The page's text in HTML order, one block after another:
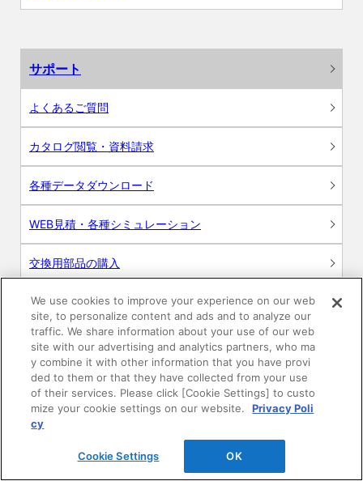
サポート
よくあるご質問
カタログ閲覧・資料請求
各種データダウンロード
WEB見積・各種シミュレーション
交換用部品の購入
修理・点検
お問い合わせ
ログイン
建築・設計関係者様向けサイト
ユーザー登録サービス
We use cookies to improve your experience on our web
site, to personalize content and ads and to analyze our
traffic. We share information about your use of our web
site with our advertising and analytics partners, who ma
y combine it with other information that you have provi
ded to them or that they have collected from your use
of their services. Please click [Cookie Settings] to custo
mize your cookie settings on our website.
Privacy Poli
cy
Cookie Settings OK